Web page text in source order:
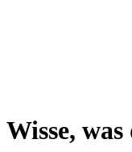
Wisse,